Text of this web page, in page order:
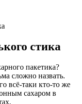
стика
пакетика?
сложно назвать.
всё-таки кто-то же
сахаром в